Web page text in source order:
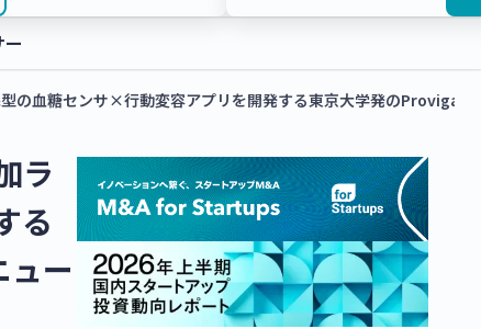
血糖センサ×行動変容アプリを開発する東京大学発の
ラ
る
ー